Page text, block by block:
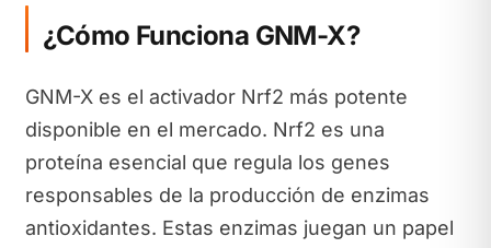
¿Cómo Funciona GNM-X?
GNM-X es el activador Nrf2 más potente
disponible en el mercado. Nrf2 es una
proteína esencial que regula los genes
responsables de la producción de enzimas
antioxidantes. Estas enzimas juegan un papel